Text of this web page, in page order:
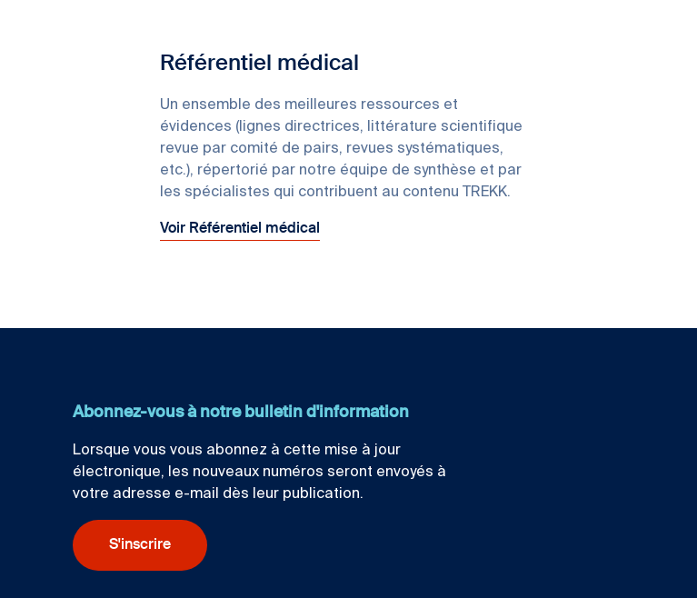
Référentiel médical
Un ensemble des meilleures ressources et
évidences (lignes directrices, littérature scientifique
revue par comité de pairs, revues systématiques,
etc.), répertorié par notre équipe de synthèse et par
les spécialistes qui contribuent au contenu TREKK.
Voir Référentiel médical
Abonnez-vous à notre bulletin d'information
Lorsque vous vous abonnez à cette mise à jour
électronique, les nouveaux numéros seront envoyés à
votre adresse e-mail dès leur publication.
S'inscrire